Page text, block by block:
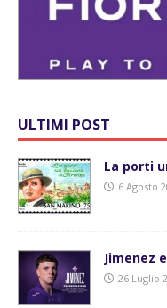
ULTIMI POST
La porti
6 Agosto
Jimenez
26 Luglio